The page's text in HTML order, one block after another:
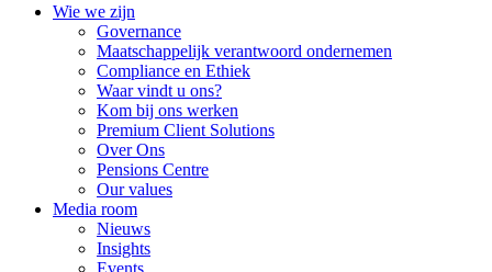
Wie we zijn
Governance
Maatschappelijk verantwoord ondernemen
Compliance en Ethiek
Waar vindt u ons?
Kom bij ons werken
Premium Client Solutions
Over Ons
Pensions Centre
Our values
Media room
Nieuws
Insights
Events